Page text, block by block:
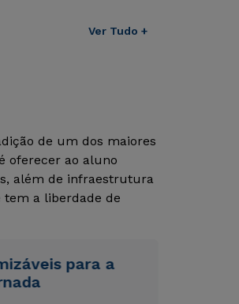
Ver Tudo +
de um dos maiores
oferecer ao aluno
além de infraestrutura
tem a liberdade de
para a